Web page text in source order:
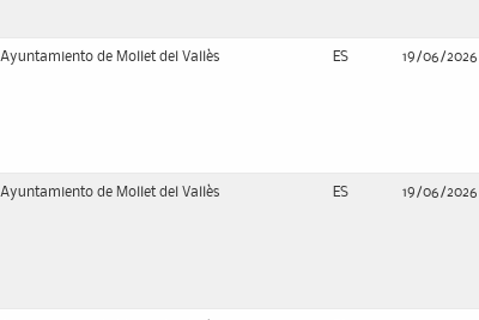
Ayuntamiento de Mollet del Vallès ES 19/06/2026
Ayuntamiento de Mollet del Vallès ES 19/06/2026